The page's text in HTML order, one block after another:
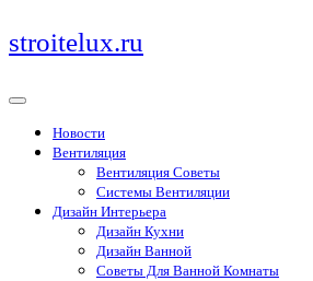
Перейти
к
stroitelux.ru
Новости
Вентиляция
Вентиляция Советы
Системы Вентиляции
Дизайн Интерьера
Дизайн Кухни
Дизайн Ванной
Советы Для Ванной Комнаты